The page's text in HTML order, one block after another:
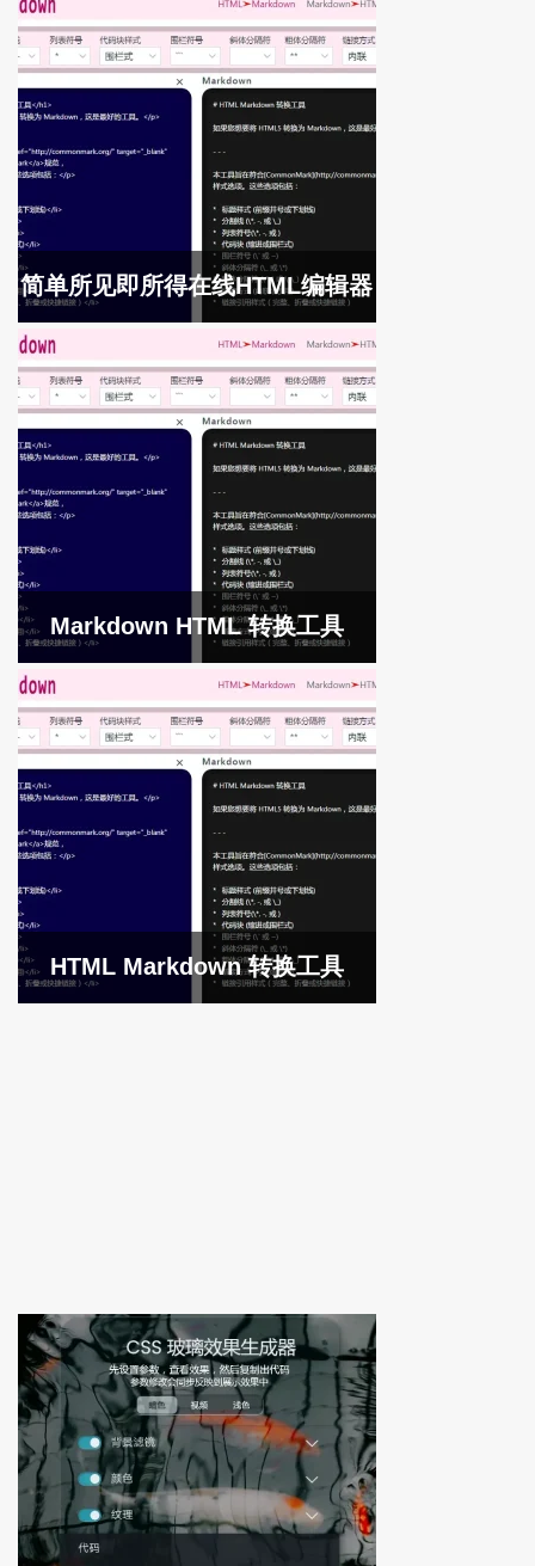
简单所见即所得在线HTML编辑器
Markdown HTML 转换工具
HTML Markdown 转换工具